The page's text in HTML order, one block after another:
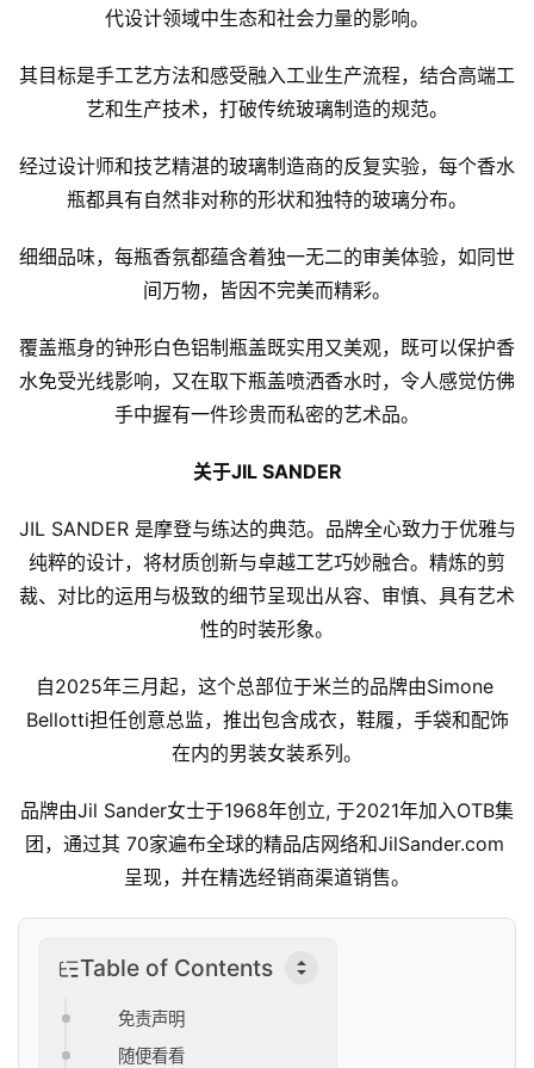
代设计领域中生态和社会力量的影响。
其目标是手工艺方法和感受融入工业生产流程，结合高端工
艺和生产技术，打破传统玻璃制造的规范。
经过设计师和技艺精湛的玻璃制造商的反复实验，每个香水
瓶都具有自然非对称的形状和独特的玻璃分布。
细细品味，每瓶香氛都蕴含着独一无二的审美体验，如同世
间万物，皆因不完美而精彩。
覆盖瓶身的钟形白色铝制瓶盖既实用又美观，既可以保护香
水免受光线影响，又在取下瓶盖喷洒香水时，令人感觉仿佛
手中握有一件珍贵而私密的艺术品。
关于JIL SANDER
JIL SANDER 是摩登与练达的典范。品牌全心致力于优雅与
纯粹的设计，将材质创新与卓越工艺巧妙融合。精炼的剪
裁、对比的运用与极致的细节呈现出从容、审慎、具有艺术
性的时装形象。
自2025年三月起，这个总部位于米兰的品牌由Simone
Bellotti担任创意总监，推出包含成衣，鞋履，手袋和配饰
在内的男装女装系列。
品牌由Jil Sander女士于1968年创立, 于2021年加入OTB集
团，通过其 70家遍布全球的精品店网络和JilSander.com
呈现，并在精选经销商渠道销售。
Table of Contents
免责声明
随便看看